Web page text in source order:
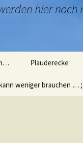
hier noch
Plauderecke
Kindermund…
weniger brauchen …